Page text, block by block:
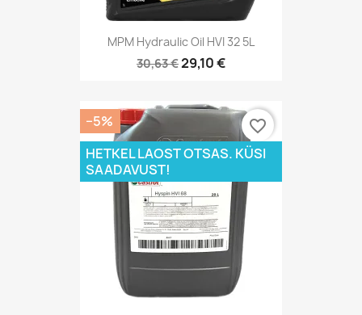
MPM Hydraulic Oil HVI 32 5L
30,63 €29,10 €
−5%
HETKEL LAOST OTSAS. KÜSI
SAADAVUST!
favorite_border